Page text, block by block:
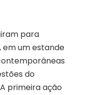
para
um estande
do
primeira ação